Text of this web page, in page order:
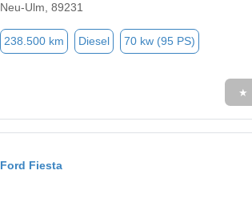
Neu-Ulm, 89231
238.500 km Diesel 70 kw (95 PS)
★
Ford Fiesta